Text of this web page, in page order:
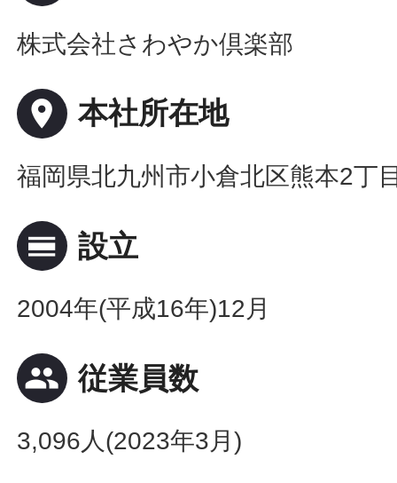
株式会社さわやか倶楽部
place 本社所在地
福岡県北九州市小倉北区熊本2丁
calendar_view_day 設立
2004年(平成16年)12月
people 従業員数
3,096人(2023年3月)